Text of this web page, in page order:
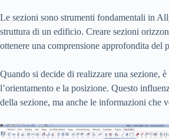
Le sezioni sono strumenti fondamentali in
struttura di un edificio. Creare sezioni
ottenere una comprensione approfondita del
Quando si decide di realizzare una sezione,
l’orientamento e la posizione. Questo
della sezione, ma anche le informazioni che